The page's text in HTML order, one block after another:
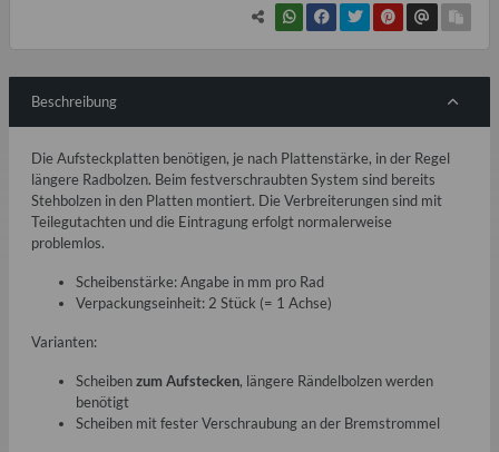
Beschreibung
Die Aufsteckplatten benötigen, je nach Plattenstärke, in der Regel
längere Radbolzen. Beim festverschraubten System sind bereits
Stehbolzen in den Platten montiert. Die Verbreiterungen sind mit
Teilegutachten und die Eintragung erfolgt normalerweise
problemlos.
Scheibenstärke: Angabe in mm pro Rad
Verpackungseinheit: 2 Stück (= 1 Achse)
Varianten:
Scheibenzum Aufstecken, längere Rändelbolzen werden
benötigt
Scheiben mit fester Verschraubung an der Bremstrommel